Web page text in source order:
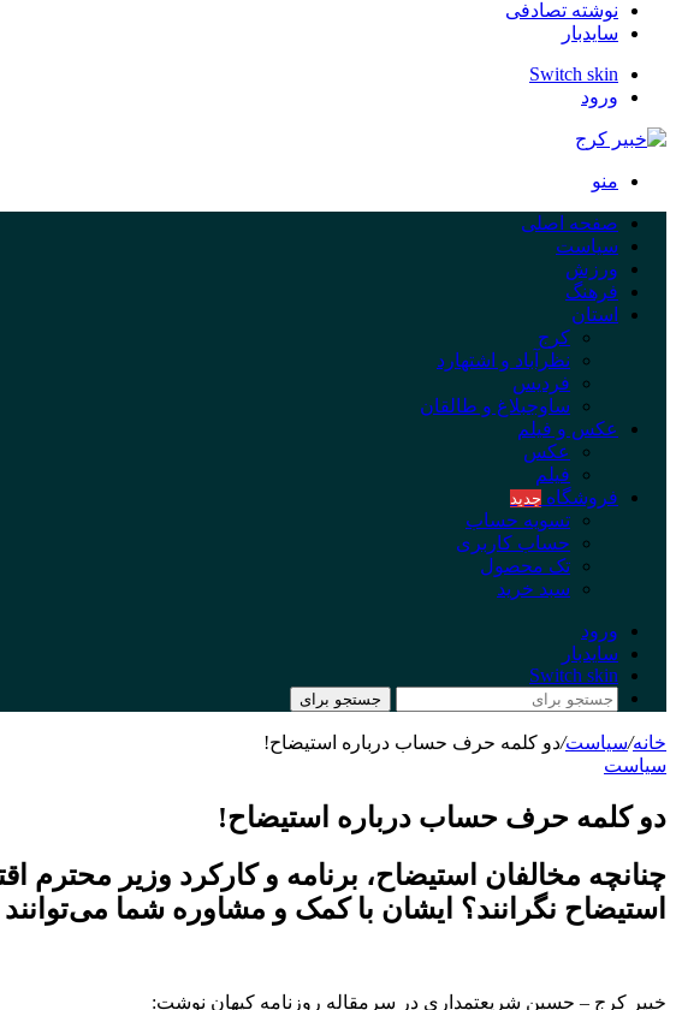
نوشته تصادفی
سایدبار
Switch skin
ورود
منو
صفحه اصلی
سیاست
ورزش
فرهنگ
استان
کرج
نظرآباد و اشتهارد
فردیس
ساوجبلاغ و طالقان
عکس و فیلم
عکس
فیلم
فروشگاه جدید
تسویه حساب
حساب کاربری
تک محصول
سبد خرید
ورود
سایدبار
Switch skin
جستجو برای
خانه/سیاست/دو کلمه حرف حساب درباره استیضاح!
سیاست
دو کلمه حرف حساب درباره استیضاح!
چنانچه مخالفان استیضاح، برنامه و کارکرد وزیر محترم
استیضاح نگرانند؟ ایشان با کمک و مشاوره شما
خبیر کرج – حسین شریعتمداری در سرمقاله روزنامه کیهان نوشت: